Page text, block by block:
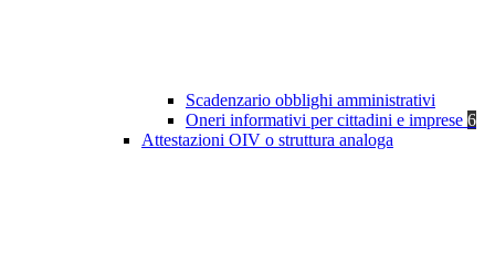
Scadenzario obblighi amministrativi
Oneri informativi per cittadini e imprese 6
Attestazioni OIV o struttura analoga